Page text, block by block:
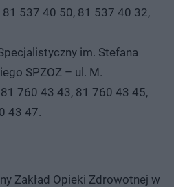
537 40 50, 81 537 40 32,
im. Stefana
SPZOZ – ul. M.
760 43 43, 81 760 43 45,
43 47.
Zakład Opieki Zdrowotnej w